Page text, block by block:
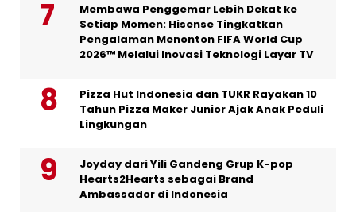
Membawa Penggemar Lebih Dekat ke
Setiap Momen: Hisense Tingkatkan
Pengalaman Menonton FIFA World Cup
2026™ Melalui Inovasi Teknologi Layar TV
Pizza Hut Indonesia dan TUKR Rayakan 10
Tahun Pizza Maker Junior Ajak Anak Peduli
Lingkungan
Joyday dari Yili Gandeng Grup K-pop
Hearts2Hearts sebagai Brand
Ambassador di Indonesia